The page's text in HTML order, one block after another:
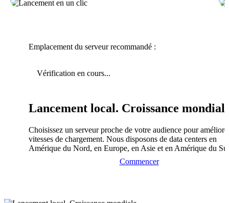
Emplacement du serveur recommandé :
Vérification en cours...
Lancement local. Croissance
Choisissez un serveur proche de votre audience pour
vitesses de chargement. Nous disposons de data centers en
Amérique du Nord, en Europe, en Asie et en Amérique du
Commencer